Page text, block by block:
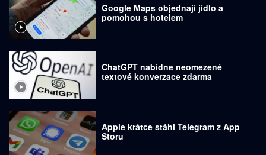
Google Maps objednají jídlo a
pomohou s hotelem
ChatGPT nabídne neomezené
textové konverzace zdarma
Apple krátce stáhl Telegram z App
Storu